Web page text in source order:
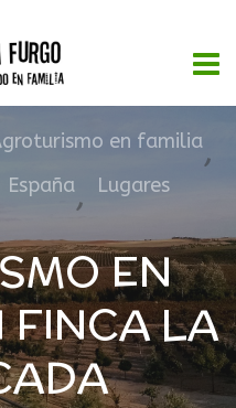
en familia,
España, Lugares
EN
FINCA LA